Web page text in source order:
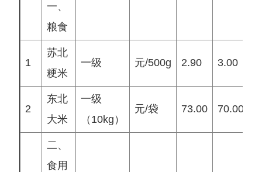
一、
粮食
1
苏北
粳米
一级 元/500g 2.90 3.00
2
东北
大米
一级
（10kg）
元/袋 73.00 70.00
二、
食用